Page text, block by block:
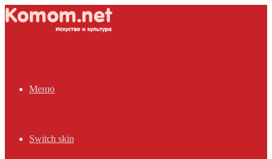
Меню
Switch skin